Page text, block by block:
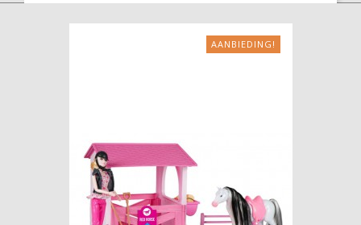
AANBIEDING!